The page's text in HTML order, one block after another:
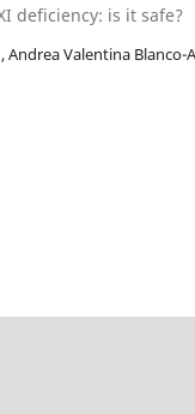
deficiency: is it safe?
Valentina Blanco-